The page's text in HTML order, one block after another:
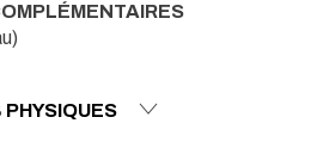
PHYSIQUES